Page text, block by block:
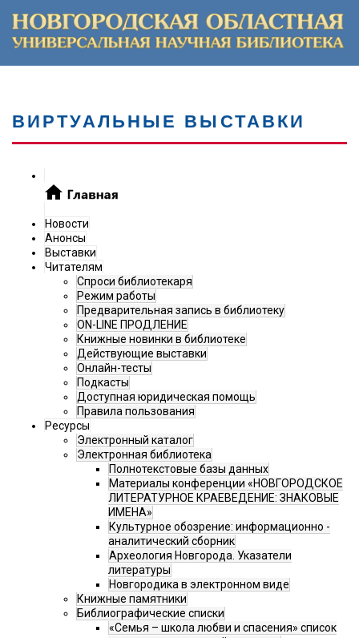
ВИРТУАЛЬНЫЕ ВЫСТАВКИ
Новости
Анонсы
Выставки
Читателям
Спроси библиотекаря
Режим работы
Предварительная запись в библиотеку
ON-LINE ПРОДЛЕНИЕ
Книжные новинки в библиотеке
Действующие выставки
Онлайн-тесты
Подкасты
Доступная юридическая помощь
Правила пользования
Ресурсы
Электронный каталог
Электронная библиотека
Полнотекстовые базы данных
Материалы конференции «НОВГОРОДСКОЕ
ЛИТЕРАТУРНОЕ КРАЕВЕДЕНИЕ: ЗНАКОВЫЕ
ИМЕНА»
Культурное обозрение: информационно -
аналитический сборник
Археология Новгорода. Указатели
литературы
Новгородика в электронном виде
Книжные памятники
Библиографические списки
«Семья – школа любви и спасения» список